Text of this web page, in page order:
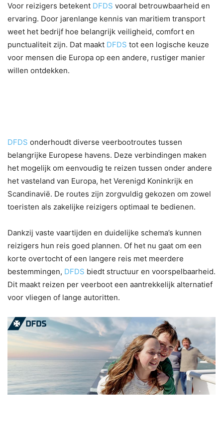
Voor reizigers betekent DFDS vooral betrouwbaarheid en
ervaring. Door jarenlange kennis van maritiem transport
weet het bedrijf hoe belangrijk veiligheid, comfort en
punctualiteit zijn. Dat maakt DFDS tot een logische keuze
voor mensen die Europa op een andere, rustiger manier
willen ontdekken.
DFDS onderhoudt diverse veerbootroutes tussen
belangrijke Europese havens. Deze verbindingen maken
het mogelijk om eenvoudig te reizen tussen onder andere
het vasteland van Europa, het Verenigd Koninkrijk en
Scandinavië. De routes zijn zorgvuldig gekozen om zowel
toeristen als zakelijke reizigers optimaal te bedienen.
Dankzij vaste vaartijden en duidelijke schema’s kunnen
reizigers hun reis goed plannen. Of het nu gaat om een
korte overtocht of een langere reis met meerdere
bestemmingen, DFDS biedt structuur en voorspelbaarheid.
Dit maakt reizen per veerboot een aantrekkelijk alternatief
voor vliegen of lange autoritten.